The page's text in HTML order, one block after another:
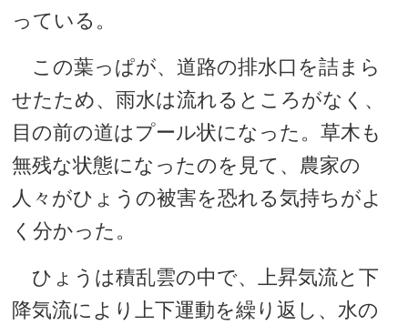
っている。
この葉っぱが、道路の排水口を詰まら
せたため、雨水は流れるところがなく、
目の前の道はプール状になった。草木も
無残な状態になったのを見て、農家の
人々がひょうの被害を恐れる気持ちがよ
く分かった。
ひょうは積乱雲の中で、上昇気流と下
降気流により上下運動を繰り返し、水の